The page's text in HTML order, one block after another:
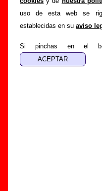
uso de esta web se
establecidas en su aviso
Si pinchas en el
autor o los autores, sobre
este tema, sobre la
información adicional,
información.